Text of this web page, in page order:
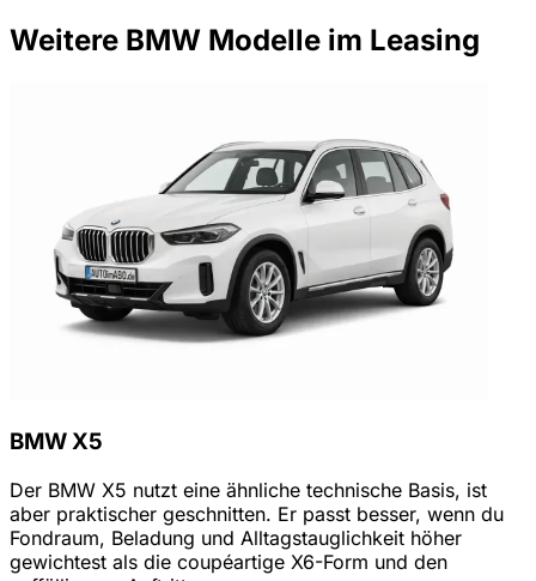
Weitere BMW Modelle im Leasing
BMW X5
Der BMW X5 nutzt eine ähnliche technische Basis, ist
aber praktischer geschnitten. Er passt besser, wenn du
Fondraum, Beladung und Alltagstauglichkeit höher
gewichtest als die coupéartige X6-Form und den